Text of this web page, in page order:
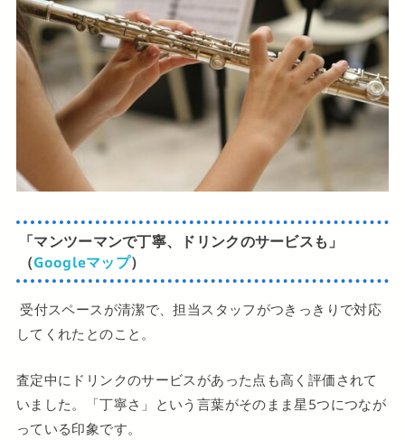
「マンツーマンで丁寧、ドリンクのサービスも」
（Googleマップ）
受付スペースが清潔で、担当スタッフがつきっきりで対応
してくれたとのこと。
査定中にドリンクのサービスがあった点も高く評価されて
いました。「丁寧さ」という言葉がそのまま星5つにつなが
っている印象です。